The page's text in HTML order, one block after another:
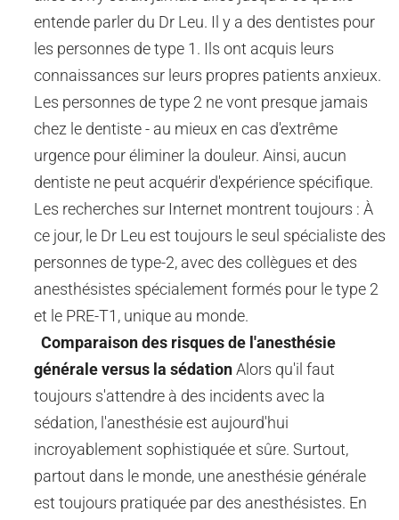
entende parler du Dr Leu.
Il y a des dentistes pour
les personnes de type 1. Ils ont acquis leurs
connaissances sur leurs propres patients anxieux.
Les personnes de type 2 ne vont presque jamais
chez le dentiste - au mieux en cas d'extrême
urgence pour éliminer la douleur. Ainsi, aucun
dentiste ne peut acquérir d'expérience spécifique.
Les recherches sur Internet montrent toujours : À
ce jour, le Dr Leu est toujours le seul spécialiste des
personnes de type-2, avec des collègues et des
anesthésistes spécialement formés pour le type 2
et le PRE-T1, unique au monde.
Comparaison des risques de l'anesthésie
générale versus la sédation Alors qu'il faut
toujours s'attendre à des incidents avec la
sédation, l'anesthésie est aujourd'hui
incroyablement sophistiquée et sûre. Surtout,
partout dans le monde, une anesthésie générale
est toujours pratiquée par des anesthésistes. En